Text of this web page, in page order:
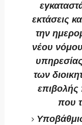
εκτάσεις
την
νέου
των
επιβολής
που